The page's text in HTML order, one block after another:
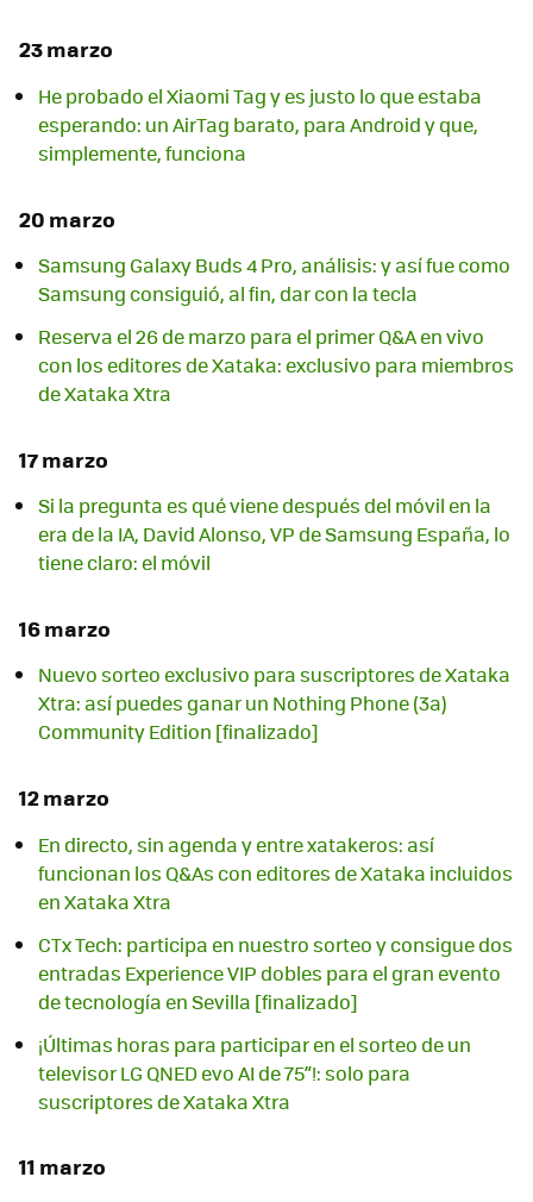
23 marzo
He probado el Xiaomi Tag y es justo lo que estaba
esperando: un AirTag barato, para Android y que,
simplemente, funciona
20 marzo
Samsung Galaxy Buds 4 Pro, análisis: y así fue como
Samsung consiguió, al fin, dar con la tecla
Reserva el 26 de marzo para el primer Q&A en vivo
con los editores de Xataka: exclusivo para miembros
de Xataka Xtra
17 marzo
Si la pregunta es qué viene después del móvil en la
era de la IA, David Alonso, VP de Samsung España, lo
tiene claro: el móvil
16 marzo
Nuevo sorteo exclusivo para suscriptores de Xataka
Xtra: así puedes ganar un Nothing Phone (3a)
Community Edition [finalizado]
12 marzo
En directo, sin agenda y entre xatakeros: así
funcionan los Q&As con editores de Xataka incluidos
en Xataka Xtra
CTx Tech: participa en nuestro sorteo y consigue dos
entradas Experience VIP dobles para el gran evento
de tecnología en Sevilla [finalizado]
¡Últimas horas para participar en el sorteo de un
televisor LG QNED evo AI de 75”!: solo para
suscriptores de Xataka Xtra
11 marzo